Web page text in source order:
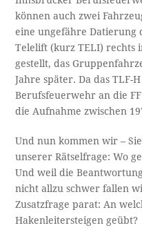
können auch zwei
eine ungefähre Datierung
Telelift (kurz TELI) rechts
gestellt, das
Jahre später. Da das TLF-
Berufsfeuerwehr an die
die Aufnahme zwischen
Und nun kommen wir –
unserer Rätselfrage: Wo
Und weil die
nicht allzu schwer fallen
Zusatzfrage parat: An
Hakenleitersteigen geübt?